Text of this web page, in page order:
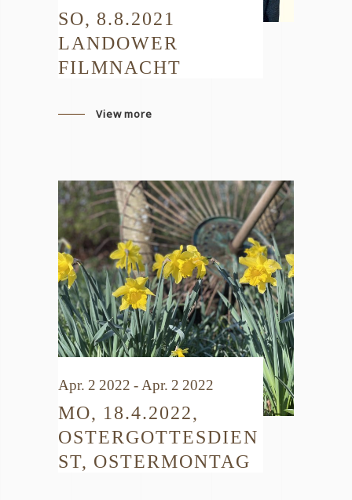
SO, 8.8.2021
LANDOWER
FILMNACHT
View more
Apr. 2 2022 - Apr. 2 2022
MO, 18.4.2022,
OSTERGOTTESDIEN
ST, OSTERMONTAG